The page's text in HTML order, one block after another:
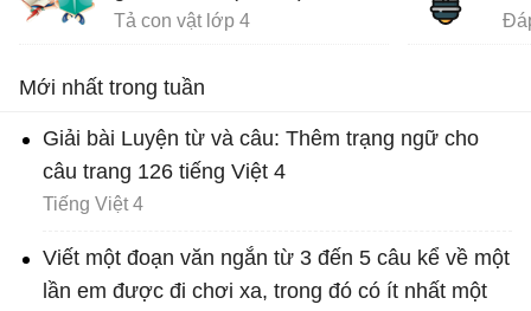
Tả con vật lớp 4
Mới nhất trong tuần
Giải bài Luyện từ và câu: Thêm trạng ngữ cho
câu trang 126 tiếng Việt 4
Tiếng Việt 4
Viết một đoạn văn ngắn từ 3 đến 5 câu kể về một
lần em được đi chơi xa, trong đó có ít nhất một